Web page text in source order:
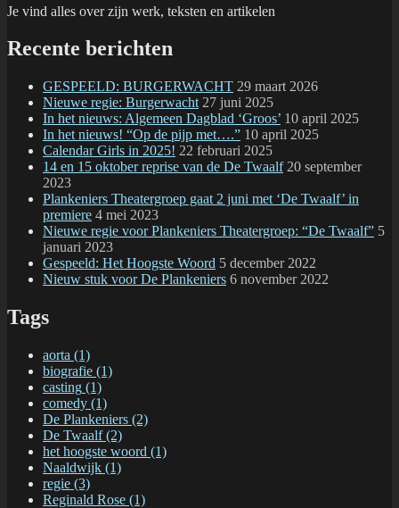
Je vind alles over zijn werk, teksten en artikelen
Recente berichten
GESPEELD: BURGERWACHT 29 maart 2026
Nieuwe regie: Burgerwacht 27 juni 2025
In het nieuws: Algemeen Dagblad ‘Groos’ 10 april 2025
In het nieuws! “Op de pijp met….” 10 april 2025
Calendar Girls in 2025! 22 februari 2025
14 en 15 oktober reprise van de De Twaalf 20 september
2023
Plankeniers Theatergroep gaat 2 juni met ‘De Twaalf’ in
premiere 4 mei 2023
Nieuwe regie voor Plankeniers Theatergroep: “De Twaalf” 5
januari 2023
Gespeeld: Het Hoogste Woord 5 december 2022
Nieuw stuk voor De Plankeniers 6 november 2022
Tags
aorta (1)
biografie (1)
casting (1)
comedy (1)
De Plankeniers (2)
De Twaalf(2)
het hoogste woord (1)
Naaldwijk (1)
regie (3)
Reginald Rose (1)